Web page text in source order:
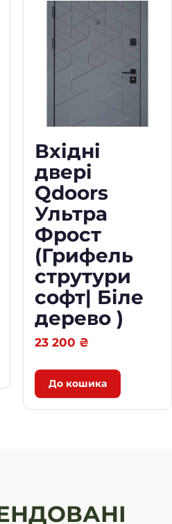
Вхідні
двері
Qdoors
Ультра
Фрост
(Грифель
струтури
софт| Біле
дерево )
23 200 ₴
До кошика